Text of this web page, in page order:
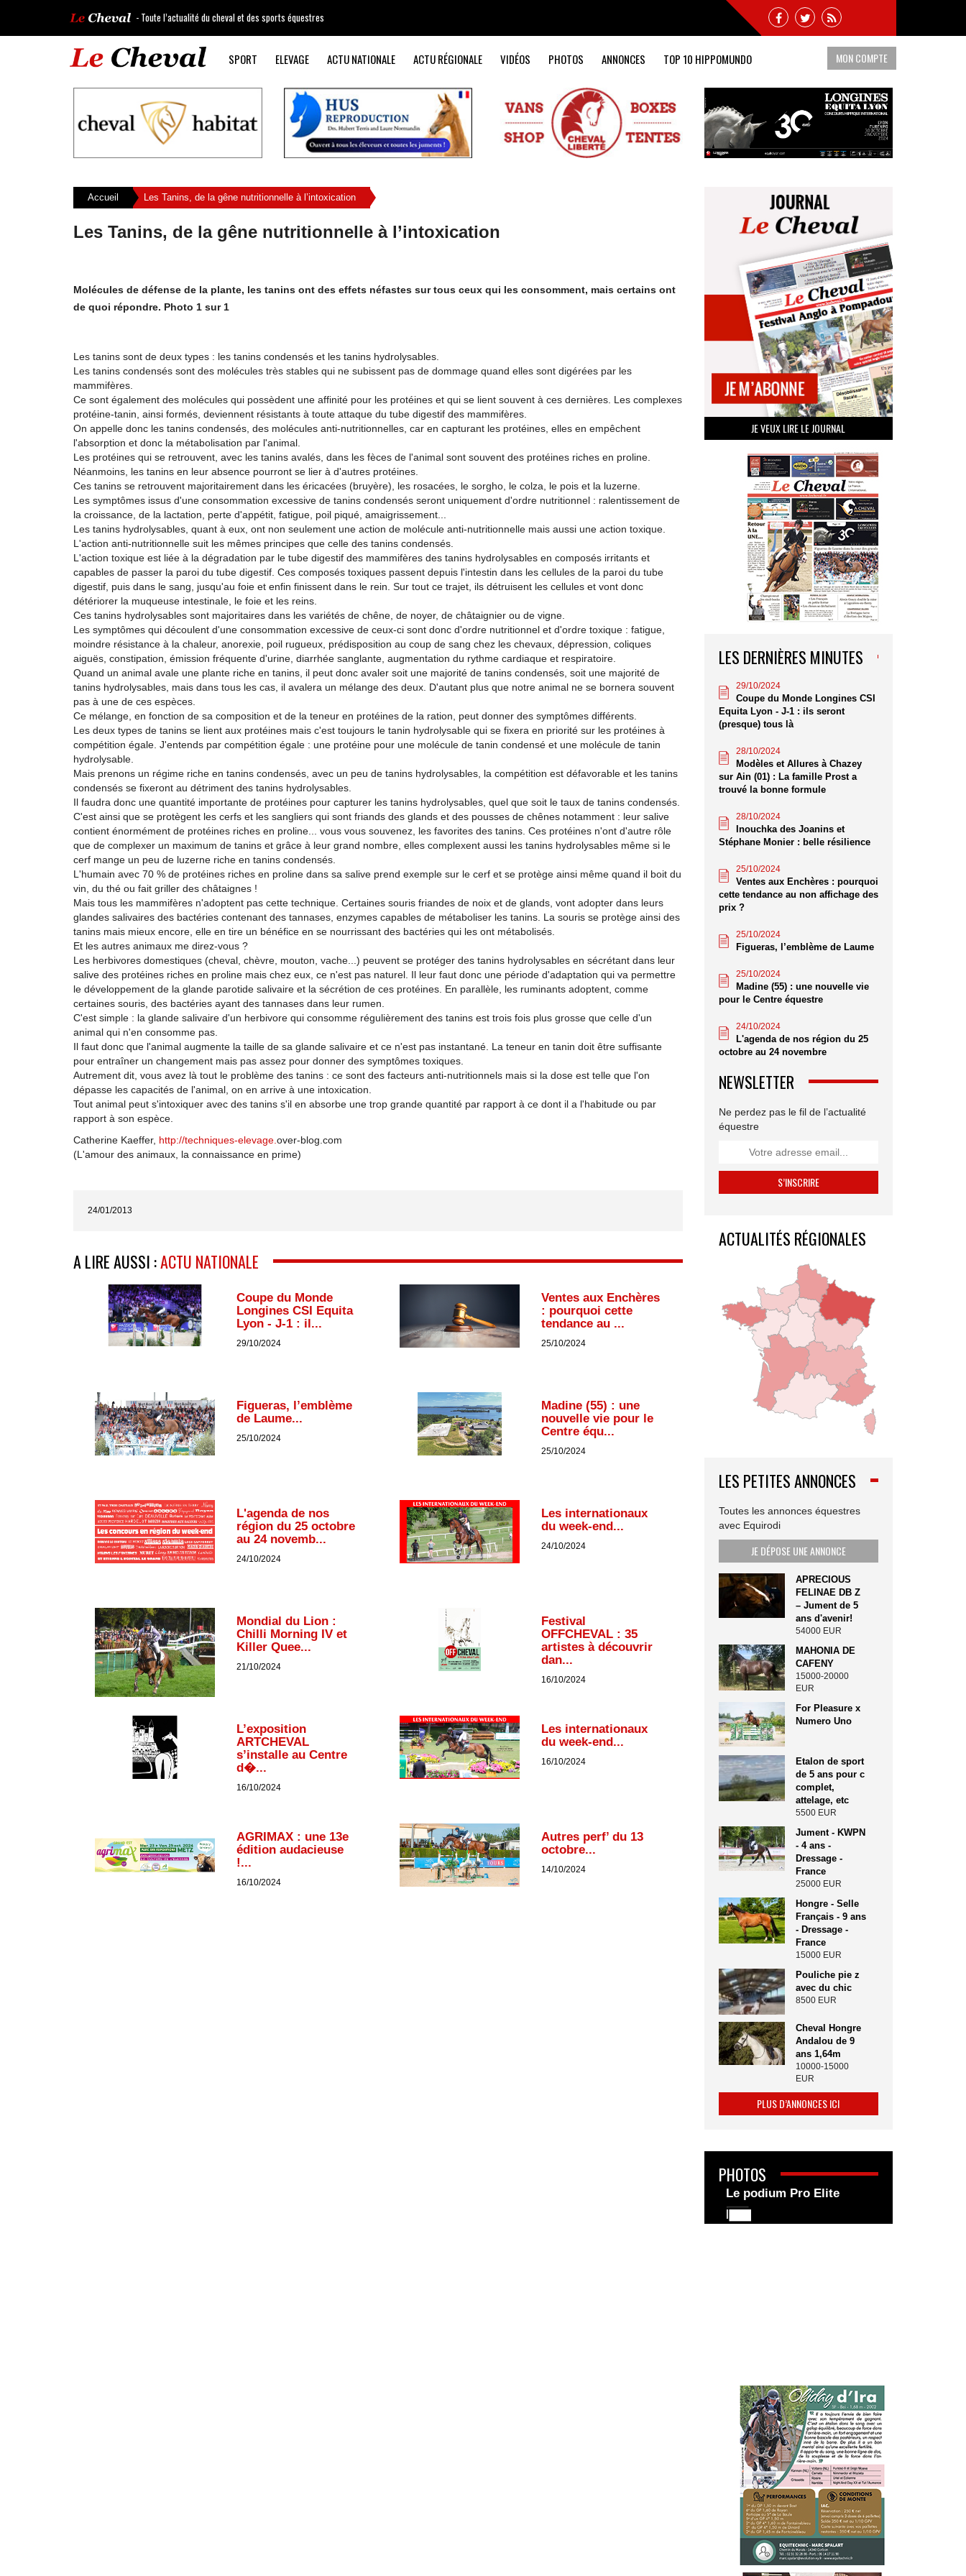
- Toute l’actualité du cheval et des sports équestres
SPORT ELEVAGE ACTU NATIONALE ACTU RÉGIONALE VIDÉOS PHOTOS ANNONCES TOP 10 HIPPOMUNDO MON COMPTE
Accueil Les Tanins, de la gêne nutritionnelle à l’intoxication
Les Tanins, de la gêne nutritionnelle à l’intoxication
Molécules de défense de la plante, les tanins ont des effets néfastes sur tous ceux qui les consomment, mais certains ont
de quoi répondre. Photo 1 sur 1
Les tanins sont de deux types : les tanins condensés et les tanins hydrolysables.
Les tanins condensés sont des molécules très stables qui ne subissent pas de dommage quand elles sont digérées par les
mammifères.
Ce sont également des molécules qui possèdent une affinité pour les protéines et qui se lient souvent à ces dernières. Les complexes
protéine-tanin, ainsi formés, deviennent résistants à toute attaque du tube digestif des mammifères.
On appelle donc les tanins condensés, des molécules anti-nutritionnelles, car en capturant les protéines, elles en empêchent
l'absorption et donc la métabolisation par l'animal.
Les protéines qui se retrouvent, avec les tanins avalés, dans les fèces de l'animal sont souvent des protéines riches en proline.
Néanmoins, les tanins en leur absence pourront se lier à d'autres protéines.
Ces tanins se retrouvent majoritairement dans les éricacées (bruyère), les rosacées, le sorgho, le colza, le pois et la luzerne.
Les symptômes issus d'une consommation excessive de tanins condensés seront uniquement d'ordre nutritionnel : ralentissement de
la croissance, de la lactation, perte d'appétit, fatigue, poil piqué, amaigrissement...
Les tanins hydrolysables, quant à eux, ont non seulement une action de molécule anti-nutritionnelle mais aussi une action toxique.
L'action anti-nutritionnelle suit les mêmes principes que celle des tanins condensés.
L'action toxique est liée à la dégradation par le tube digestif des mammifères des tanins hydrolysables en composés irritants et
capables de passer la paroi du tube digestif. Ces composés toxiques passent depuis l'intestin dans les cellules de la paroi du tube
digestif, puis dans le sang, jusqu'au foie et enfin finissent dans le rein. Sur tout ce trajet, ils détruisent les cellules et vont donc
détériorer la muqueuse intestinale, le foie et les reins.
Ces tanins hydrolysables sont majoritaires dans les variétés de chêne, de noyer, de châtaignier ou de vigne.
Les symptômes qui découlent d'une consommation excessive de ceux-ci sont donc d'ordre nutritionnel et d'ordre toxique : fatigue,
moindre résistance à la chaleur, anorexie, poil rugueux, prédisposition au coup de sang chez les chevaux, dépression, coliques
aiguës, constipation, émission fréquente d'urine, diarrhée sanglante, augmentation du rythme cardiaque et respiratoire.
Quand un animal avale une plante riche en tanins, il peut donc avaler soit une majorité de tanins condensés, soit une majorité de
tanins hydrolysables, mais dans tous les cas, il avalera un mélange des deux. D'autant plus que notre animal ne se bornera souvent
pas à une de ces espèces.
Ce mélange, en fonction de sa composition et de la teneur en protéines de la ration, peut donner des symptômes différents.
Les deux types de tanins se lient aux protéines mais c'est toujours le tanin hydrolysable qui se fixera en priorité sur les protéines à
compétition égale. J'entends par compétition égale : une protéine pour une molécule de tanin condensé et une molécule de tanin
hydrolysable.
Mais prenons un régime riche en tanins condensés, avec un peu de tanins hydrolysables, la compétition est défavorable et les tanins
condensés se fixeront au détriment des tanins hydrolysables.
Il faudra donc une quantité importante de protéines pour capturer les tanins hydrolysables, quel que soit le taux de tanins condensés.
C'est ainsi que se protègent les cerfs et les sangliers qui sont friands des glands et des pousses de chênes notamment : leur salive
contient énormément de protéines riches en proline... vous vous souvenez, les favorites des tanins. Ces protéines n'ont d'autre rôle
que de complexer un maximum de tanins et grâce à leur grand nombre, elles complexent aussi les tanins hydrolysables même si le
cerf mange un peu de luzerne riche en tanins condensés.
L'humain avec 70 % de protéines riches en proline dans sa salive prend exemple sur le cerf et se protège ainsi même quand il boit du
vin, du thé ou fait griller des châtaignes !
Mais tous les mammifères n'adoptent pas cette technique. Certaines souris friandes de noix et de glands, vont adopter dans leurs
glandes salivaires des bactéries contenant des tannases, enzymes capables de métaboliser les tanins. La souris se protège ainsi des
tanins mais mieux encore, elle en tire un bénéfice en se nourrissant des bactéries qui les ont métabolisés.
Et les autres animaux me direz-vous ?
Les herbivores domestiques (cheval, chèvre, mouton, vache...) peuvent se protéger des tanins hydrolysables en sécrétant dans leur
salive des protéines riches en proline mais chez eux, ce n'est pas naturel. Il leur faut donc une période d'adaptation qui va permettre
le développement de la glande parotide salivaire et la sécrétion de ces protéines. En parallèle, les ruminants adoptent, comme
certaines souris, des bactéries ayant des tannases dans leur rumen.
C'est simple : la glande salivaire d'un herbivore qui consomme régulièrement des tanins est trois fois plus grosse que celle d'un
animal qui n'en consomme pas.
Il faut donc que l'animal augmente la taille de sa glande salivaire et ce n'est pas instantané. La teneur en tanin doit être suffisante
pour entraîner un changement mais pas assez pour donner des symptômes toxiques.
Autrement dit, vous avez là tout le problème des tanins : ce sont des facteurs anti-nutritionnels mais si la dose est telle que l'on
dépasse les capacités de l'animal, on en arrive à une intoxication.
Tout animal peut s'intoxiquer avec des tanins s'il en absorbe une trop grande quantité par rapport à ce dont il a l'habitude ou par
rapport à son espèce.
Catherine Kaeffer, http://techniques-elevage.over-blog.com
(L'amour des animaux, la connaissance en prime)
24/01/2013
A LIRE AUSSI :ACTU NATIONALE
Coupe du Monde
Longines CSI Equita
Lyon - J-1 : il...
29/10/2024
Ventes aux Enchères
: pourquoi cette
tendance au ...
25/10/2024
Figueras, l’emblème
de Laume...
25/10/2024
Madine (55) : une
nouvelle vie pour le
Centre équ...
25/10/2024
L'agenda de nos
région du 25 octobre
au 24 novemb...
24/10/2024
Les internationaux
du week-end...
24/10/2024
Mondial du Lion :
Chilli Morning IV et
Killer Quee...
21/10/2024
Festival
OFFCHEVAL : 35
artistes à découvrir
dan...
16/10/2024
L’exposition
ARTCHEVAL
s’installe au Centre
d�...
16/10/2024
Les internationaux
du week-end...
16/10/2024
AGRIMAX : une 13e
édition audacieuse
!...
16/10/2024
Autres perf’ du 13
octobre...
14/10/2024
JE VEUX LIRE LE JOURNAL
LES DERNIÈRES MINUTES
29/10/2024
Coupe du Monde Longines CSI
Equita Lyon - J-1 : ils seront
(presque) tous là
28/10/2024
Modèles et Allures à Chazey
sur Ain (01) : La famille Prost a
trouvé la bonne formule
28/10/2024
Inouchka des Joanins et
Stéphane Monier : belle résilience
25/10/2024
Ventes aux Enchères : pourquoi
cette tendance au non affichage des
prix ?
25/10/2024
Figueras, l’emblème de Laume
25/10/2024
Madine (55) : une nouvelle vie
pour le Centre équestre
24/10/2024
L'agenda de nos région du 25
octobre au 24 novembre
NEWSLETTER
Ne perdez pas le fil de l’actualité
équestre
ACTUALITÉS RÉGIONALES
LES PETITES ANNONCES
Toutes les annonces équestres
avec Equirodi
JE DÉPOSE UNE ANNONCE
APRECIOUS
FELINAE DB Z
– Jument de 5
ans d'avenir!
54000 EUR
MAHONIA DE
CAFENY
15000-20000
EUR
For Pleasure x
Numero Uno
Etalon de sport
de 5 ans pour c
complet,
attelage, etc
5500 EUR
Jument - KWPN
- 4 ans -
Dressage -
France
25000 EUR
Hongre - Selle
Français - 9 ans
- Dressage -
France
15000 EUR
Pouliche pie z
avec du chic
8500 EUR
Cheval Hongre
Andalou de 9
ans 1,64m
10000-15000
EUR
PLUS D’ANNONCES ICI
PHOTOS
Le podium Pro Elite